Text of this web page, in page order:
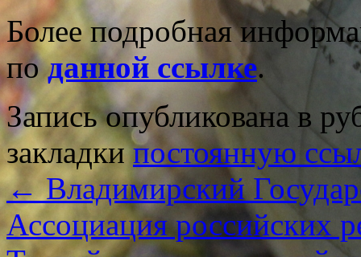
Более подробная
поданной ссылке.
Запись опубликована в
закладкипостоянную
←Владимирский
Ассоциация российских